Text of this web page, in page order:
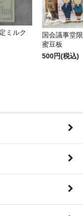
ミルク
国会議事堂
蜜豆板
500円(税込)